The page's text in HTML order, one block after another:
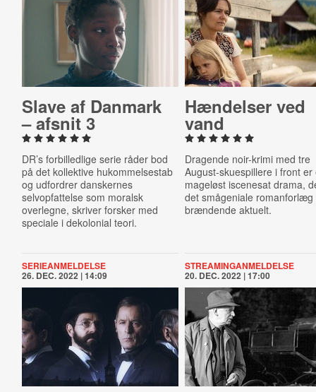
Slave af Danmark
– afsnit 3
DR’s forbilledlige serie råder bod
på det kollektive hukommelsestab
og udfordrer danskernes
selvopfattelse som moralsk
overlegne, skriver forsker med
speciale i dekolonial teori.
Hændelser ved
vand
Dragende noir-krimi med tre
August-skuespillere i front er
mageløst iscenesat drama,
det smågeniale romanforlæg
brændende aktuelt.
SERIEANMELDELSE
26. DEC. 2022 | 14:09
STREAMINGANMELDELSE
20. DEC. 2022 | 17:00